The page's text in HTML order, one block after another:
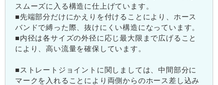
スムーズに入る構造に仕上げています。
■先端部分だけにかえりを付けることにより、ホース
バンドで縛った際、抜けにくい構造になっています。
■内径は各サイズの外径に応じ最大限まで広げること
により、高い流量を確保しています。
■ストレートジョイントに関しましては、中間部分に
マークを入れることにより両側からのホース差し込み